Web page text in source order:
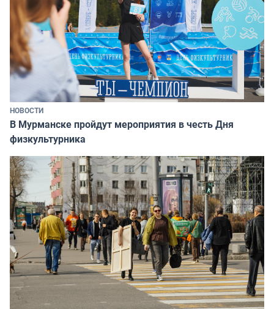
НОВОСТИ
В Мурманске пройдут мероприятия в честь Дня
физкультурника